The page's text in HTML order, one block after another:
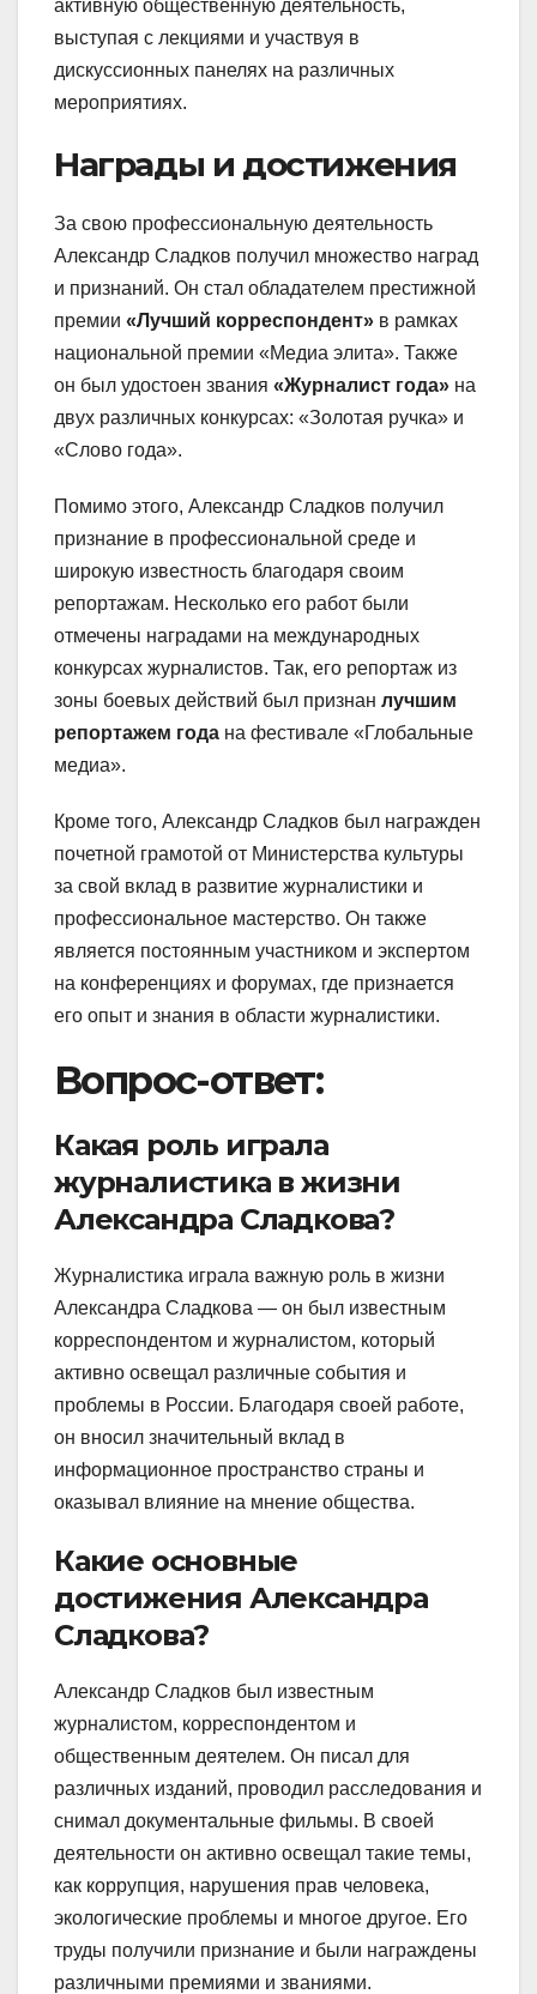
активную общественную деятельность,
выступая с лекциями и участвуя в
дискуссионных панелях на различных
мероприятиях.
Награды и достижения
За свою профессиональную деятельность
Александр Сладков получил множество наград
и признаний. Он стал обладателем престижной
премии «Лучший корреспондент» в рамках
национальной премии «Медиа элита». Также
он был удостоен звания «Журналист года» на
двух различных конкурсах: «Золотая ручка» и
«Слово года».
Помимо этого, Александр Сладков получил
признание в профессиональной среде и
широкую известность благодаря своим
репортажам. Несколько его работ были
отмечены наградами на международных
конкурсах журналистов. Так, его репортаж из
зоны боевых действий был признан лучшим
репортажем года на фестивале «Глобальные
медиа».
Кроме того, Александр Сладков был награжден
почетной грамотой от Министерства культуры
за свой вклад в развитие журналистики и
профессиональное мастерство. Он также
является постоянным участником и экспертом
на конференциях и форумах, где признается
его опыт и знания в области журналистики.
Вопрос-ответ:
Какая роль играла
журналистика в жизни
Александра Сладкова?
Журналистика играла важную роль в жизни
Александра Сладкова — он был известным
корреспондентом и журналистом, который
активно освещал различные события и
проблемы в России. Благодаря своей работе,
он вносил значительный вклад в
информационное пространство страны и
оказывал влияние на мнение общества.
Какие основные
достижения Александра
Сладкова?
Александр Сладков был известным
журналистом, корреспондентом и
общественным деятелем. Он писал для
различных изданий, проводил расследования и
снимал документальные фильмы. В своей
деятельности он активно освещал такие темы,
как коррупция, нарушения прав человека,
экологические проблемы и многое другое. Его
труды получили признание и были награждены
различными премиями и званиями.